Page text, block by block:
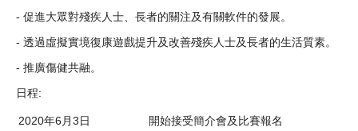
- 促進大眾對殘疾人士、長者的關注及有關軟件的發展。
- 透過虛擬實境復康遊戲提升及改善殘疾人士及長者的生活質素。
- 推廣傷健共融。
日程:
2020年6月3日 開始接受簡介會及比賽報名